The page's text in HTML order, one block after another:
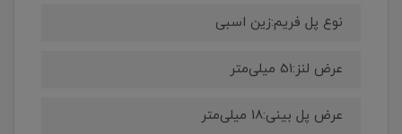
نوع پل فریم:زین اسبی
عرض لنز:51 میلی‌متر
عرض پل بینی:18 میلی‌متر